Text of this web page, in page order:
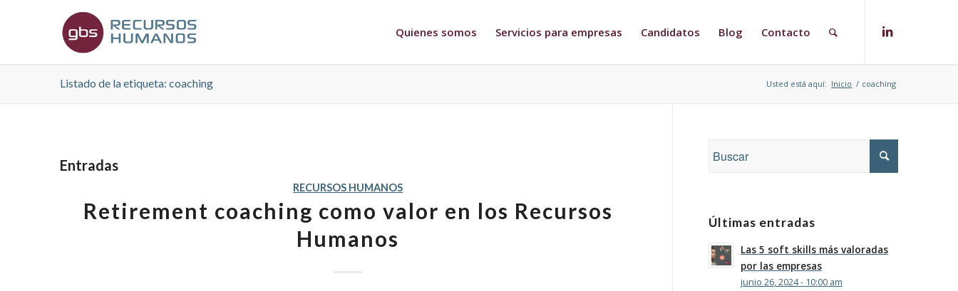
Quienes somos Servicios para empresas Candidatos Blog Contacto
Listado de la etiqueta: coaching Usted está aquí: Inicio / coaching
Entradas
RECURSOS HUMANOS
Retirement coaching como valor en los Recursos
Humanos
Últimas entradas
Las 5 soft skills más valoradas
por las empresas
junio 26, 2024 - 10:00 am